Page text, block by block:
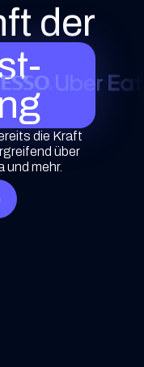
der
die Kraft
über
und mehr.